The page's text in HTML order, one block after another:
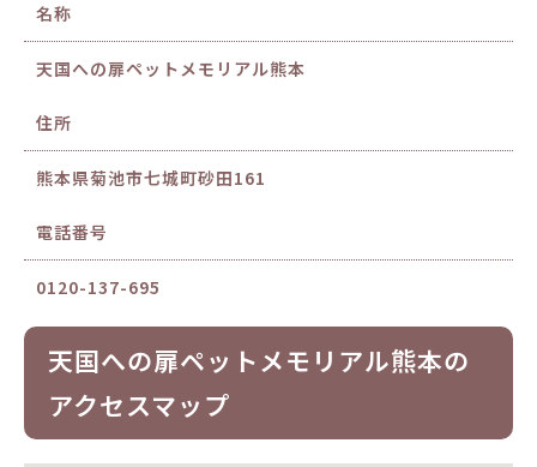
名称
天国への扉ペットメモリアル熊本
住所
熊本県菊池市七城町砂田161
電話番号
0120-137-695
天国への扉ペットメモリアル熊本の
アクセスマップ